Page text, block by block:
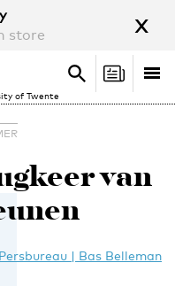
store
x
of Twente
Search
Search
van
| Bas Belleman